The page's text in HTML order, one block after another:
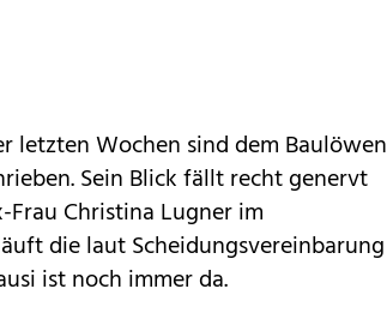
letzten Wochen sind dem Baulöwen
Sein Blick fällt recht genervt
Christina Lugner im
die laut Scheidungsvereinbarung
ist noch immer da.